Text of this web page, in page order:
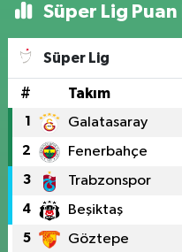
Süper Lig
Süper Lig
# Takım
1 Galatasaray
2 Fenerbahçe
3 Trabzonspor
4 Beşiktaş
5 Göztepe